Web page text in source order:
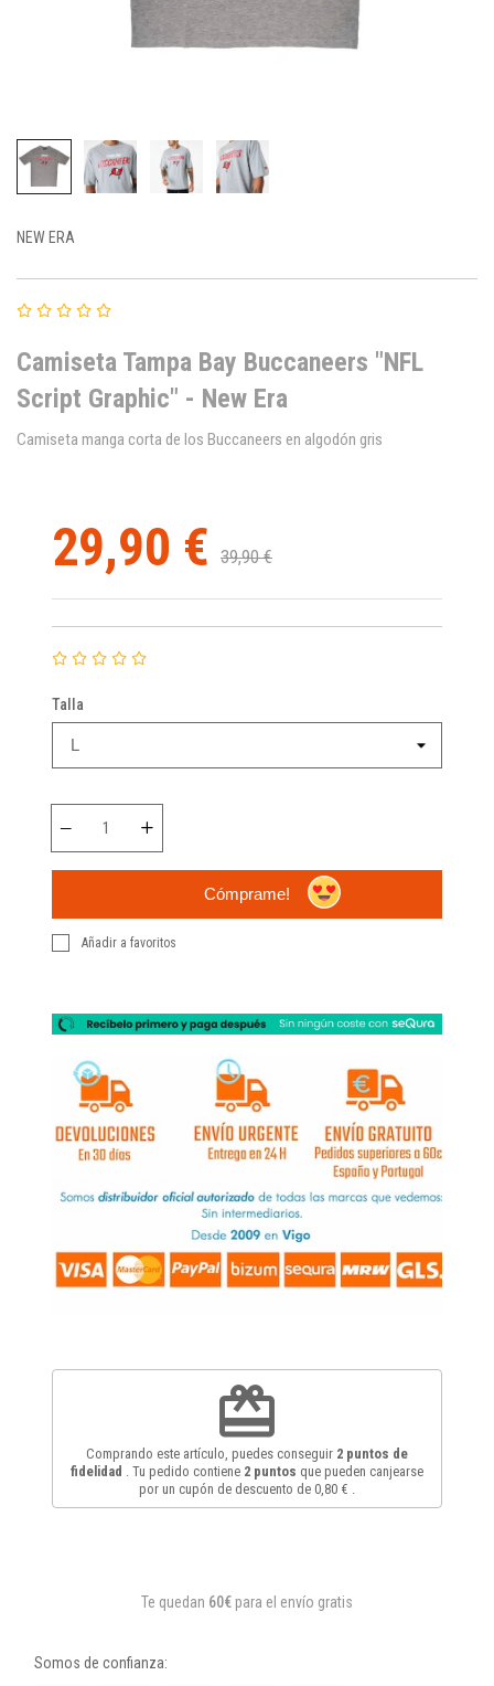
NEW ERA
Camiseta Tampa Bay Buccaneers "NFL
Script Graphic" - New Era
Camiseta manga corta de los Buccaneers en algodón gris
29,90 € 39,90 €
Talla
Cómprame!
Añadir a favoritos
redeem
Comprando este artículo, puedes conseguir 2 puntos de
fidelidad
. Tu pedido contiene 2 puntos que pueden canjearse
por un cupón de descuento de 0,80 €
Te quedan 60€ para el envío gratis
Somos de confianza: